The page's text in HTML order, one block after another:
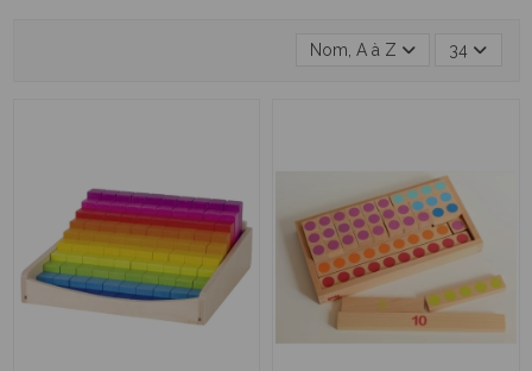
Nom, A à Z 34